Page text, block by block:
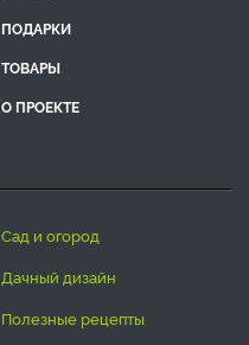
ПОДАРКИ
ТОВАРЫ
О ПРОЕКТЕ
сад и огород
дачный дизайн
полезные рецепты